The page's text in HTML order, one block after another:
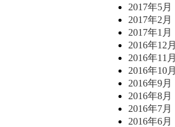
2017年5月
2017年2月
2017年1月
2016年12月
2016年11月
2016年10月
2016年9月
2016年8月
2016年7月
2016年6月